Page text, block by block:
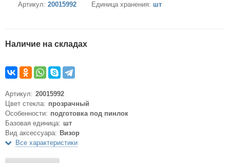
Артикул: 20015992 Единица хранения: шт
Наличие на складах
Артикул: 20015992
Цвет стекла: прозрачный
Особенности: подготовка под пинлок
Базовая единица: шт
Вид аксессуара: Визор
Все характеристики